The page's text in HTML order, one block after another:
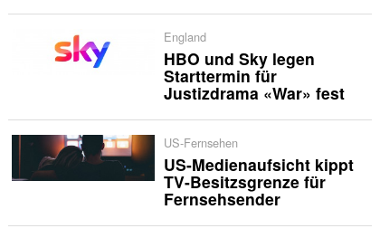
England
HBO und Sky legen
Starttermin für
Justizdrama «War» fest
US-Fernsehen
US-Medienaufsicht kippt
TV-Besitzsgrenze für
Fernsehsender